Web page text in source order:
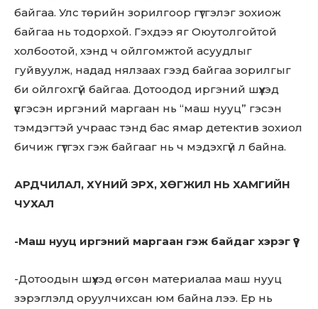
байгаа. Улс төрийн зорилгоор гүтгэлэг зохиож
байгаа нь тодорхой. Гэхдээ яг Оюутолгойтой
холбоотой, хэнд ч ойлгомжтой асуудлыг
гуйвуулж, надад нялзаах гээд байгаа зорилгыг
би ойлгохгүй байгаа. Дотоодод иргэний шүүхэд
үүсгэсэн иргэний маргаан нь “маш нууц” гэсэн
тэмдэгтэй учраас тэнд бас ямар детектив зохиол
бичиж гүтгэх гэж байгааг нь ч мэдэхгүй л байна.
АРДЧИЛАЛ, ХҮНИЙ ЭРХ, ХӨГЖИЛ НЬ ХАМГИЙН
ЧУХАЛ
-Маш нууц иргэний маргаан гэж байдаг хэрэг үү?
-Дотоодын шүүхэд өгсөн материалаа маш нууц
зэрэглэлд оруулчихсан юм байна лээ. Ер нь